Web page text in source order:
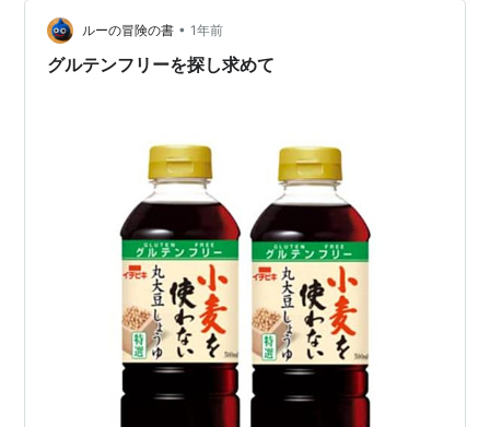
ルーの冒険の書 • 1年前
グルテンフリーを探し求めて